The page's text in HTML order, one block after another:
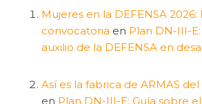
Mujeres en la DEFENSA 2026:
convocatoria en Plan DN-III-
auxilio de la DEFENSA en
Así es la fabrica de ARMAS
en Plan DN-III-E: Guía sobre